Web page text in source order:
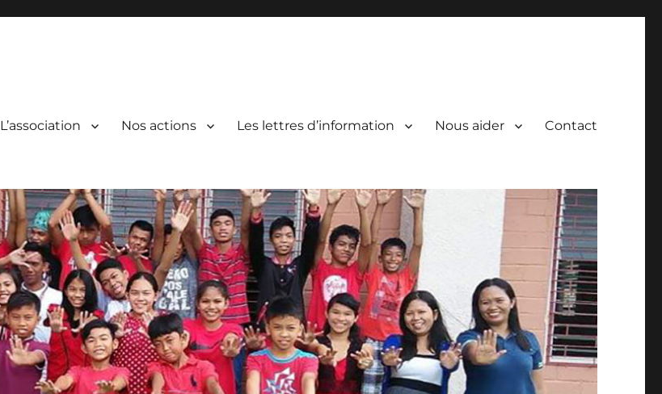
L’association Nos actions Les lettres d’information Nous aider Contact